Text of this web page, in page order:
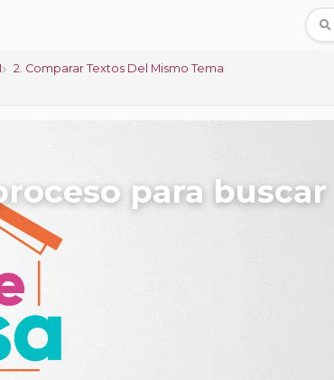
2. Comparar Textos Del Mismo Tema
para buscar